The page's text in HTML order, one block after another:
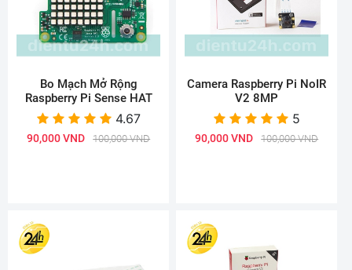
Bo Mạch Mở Rộng
Raspberry Pi Sense HAT
4.67
90,000 VND 100,000 VND
Camera Raspberry Pi NoIR
V2 8MP
5
90,000 VND 100,000 VND